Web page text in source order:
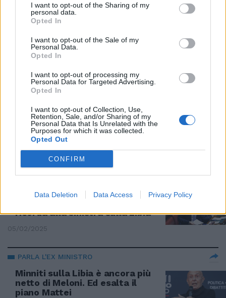
I want to opt-out of the Sharing of my
personal data.
Opted In
I want to opt-out of the Sale of my
Personal Data.
Opted In
I want to opt-out of processing my
Personal Data for Targeted Advertising.
Opted In
I want to opt-out of Collection, Use,
Retention, Sale, and/or Sharing of my
Personal Data that Is Unrelated with the
Purposes for which it was collected.
Opted Out
CONFIRM
Data Deletion Data Access Privacy Policy
EMERGENZA SBARCHI
Sos ciclone libico: nel Paese in
700mila migranti pronti a
raggiungere l'Italia
10/02/2025
IL COMMENTO SUL CASO ALMASRI
Quel generale lì meglio di
migliaia di immigrati qui
10/02/2025
CASO ALMASRI
Donzelli: "Maggioranza
ricorda alla sinistra sulla Libia
05/02/2025
PARLA L'EX MINISTRO
Minniti sulla Libia è ancora più
netto di Meloni. Ed esalta il
piano Mattei